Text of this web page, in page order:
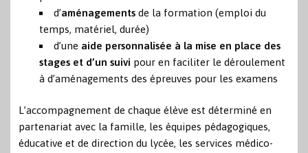
d’aménagements de la formation (emploi du
temps, matériel, durée)
d’une aide personnalisée à la mise en place des
stages et d’un suivi pour en faciliter le déroulement
à d’aménagements des épreuves pour les examens
L’accompagnement de chaque élève est déterminé en
partenariat avec la famille, les équipes pédagogiques,
éducative et de direction du lycée, les services médico-